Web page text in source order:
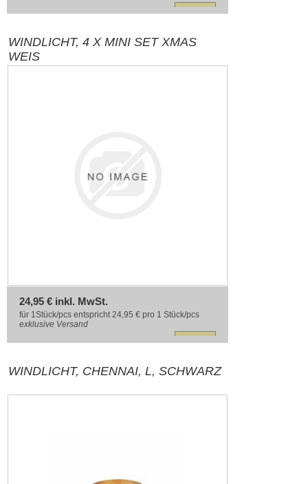
WINDLICHT, 4 X MINI SET XMAS
WEIS
24,95 € inkl. MwSt.
für 1Stück/pcs entspricht 24,95 € pro 1 Stück/pcs
exklusive Versand
WINDLICHT, CHENNAI, L, SCHWARZ